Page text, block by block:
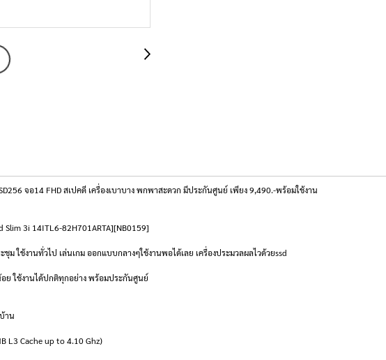
จอ14 FHD สเปคดี เครื่องเบาบาง พกพาสะดวก มีประกันศูนย์ เพียง 9,490.-พร้อมใช้งาน
3i 14ITL6-82H701ARTA][NB0159]
ม ใช้งานทั่วไป เล่นเกม ออกแบบกลางๆใช้งานพอได้เลย เครื่องประมวลผลไวด้วยssd
ย ใช้งานได้ปกติทุกอย่าง พร้อมประกันศูนย์
าน
L3 Cache up to 4.10 Ghz)